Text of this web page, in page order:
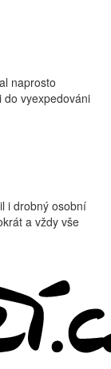
naprosto
vyexpedováni
i drobný osobní
a vždy vše